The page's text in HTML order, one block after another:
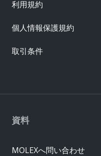
資料
MOLEXへ問い合わせ
利用規約
個人情報保護規約
取引条件